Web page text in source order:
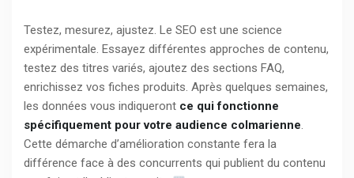
Testez, mesurez, ajustez. Le SEO est une science
expérimentale. Essayez différentes approches de contenu,
testez des titres variés, ajoutez des sections FAQ,
enrichissez vos fiches produits. Après quelques semaines,
les données vous indiqueront ce qui fonctionne
spécifiquement pour votre audience colmarienne.
Cette démarche d’amélioration constante fera la
différence face à des concurrents qui publient du contenu